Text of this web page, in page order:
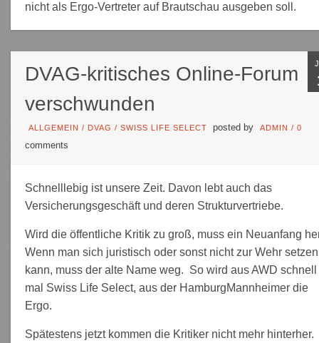
nicht als Ergo-Vertreter auf Brautschau ausgeben soll.
DVAG-kritisches Online-Forum
verschwunden
ALLGEMEIN / DVAG / SWISS LIFE SELECT posted by ADMIN / 0
comments
Schnelllebig ist unsere Zeit. Davon lebt auch das
Versicherungsgeschäft und deren Strukturvertriebe.
Wird die öffentliche Kritik zu groß, muss ein Neuanfang
Wenn man sich juristisch oder sonst nicht zur Wehr setzen
kann, muss der alte Name weg. So wird aus AWD schnell
mal Swiss Life Select, aus der HamburgMannheimer die
Ergo.
Spätestens jetzt kommen die Kritiker nicht mehr hinterher.